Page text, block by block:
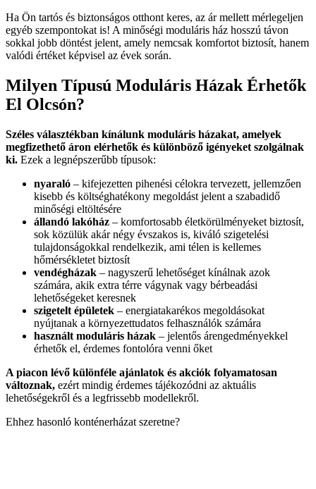
Ha Ön tartós és biztonságos otthont keres, az ár mellett mérlegeljen
egyéb szempontokat is! A minőségi moduláris ház hosszú távon
sokkal jobb döntést jelent, amely nemcsak komfortot biztosít, hanem
valódi értéket képvisel az évek során.
Milyen Típusú Moduláris Házak Érhetők
El Olcsón?
Széles választékban kínálunk moduláris házakat, amelyek
megfizethető áron elérhetők és különböző igényeket szolgálnak
ki. Ezek a legnépszerűbb típusok:
nyaraló – kifejezetten pihenési célokra tervezett, jellemzően
kisebb és költséghatékony megoldást jelent a szabadidő
minőségi eltöltésére
állandó lakóház – komfortosabb életkörülményeket biztosít,
sok közülük akár négy évszakos is, kiváló szigetelési
tulajdonságokkal rendelkezik, ami télen is kellemes
hőmérsékletet biztosít
vendégházak – nagyszerű lehetőséget kínálnak azok
számára, akik extra térre vágynak vagy bérbeadási
lehetőségeket keresnek
szigetelt épületek – energiatakarékos megoldásokat
nyújtanak a környezettudatos felhasználók számára
használt moduláris házak – jelentős árengedményekkel
érhetők el, érdemes fontolóra venni őket
A piacon lévő különféle ajánlatok és akciók folyamatosan
változnak, ezért mindig érdemes tájékozódni az aktuális
lehetőségekről és a legfrissebb modellekről.
Ehhez hasonló konténerházat szeretne?